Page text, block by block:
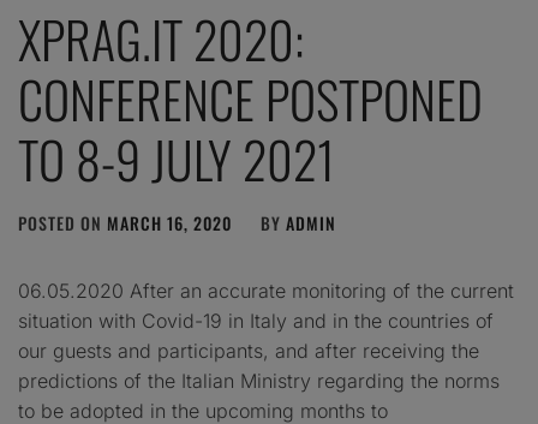
XPRAG.IT 2020:
CONFERENCE POSTPONED
TO 8-9 JULY 2021
POSTED ON MARCH 16, 2020 BY ADMIN
06.05.2020 After an accurate monitoring of the current
situation with Covid-19 in Italy and in the countries of
our guests and participants, and after receiving the
predictions of the Italian Ministry regarding the norms
to be adopted in the upcoming months to